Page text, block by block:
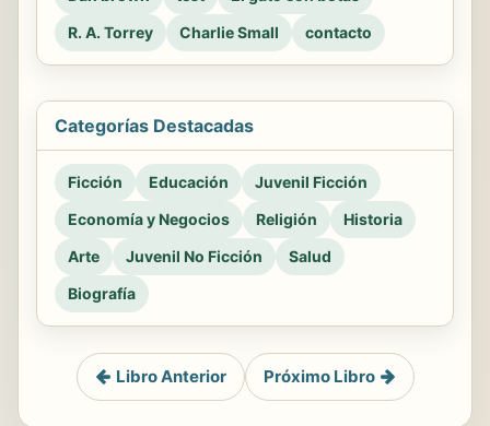
R. A. Torrey
Charlie Small contacto
Categorías Destacadas
Ficción Educación
Juvenil Ficción
Economía y Negocios
Religión
Historia
Arte
Juvenil No Ficción
Salud
Biografía
Libro Anterior Próximo Libro